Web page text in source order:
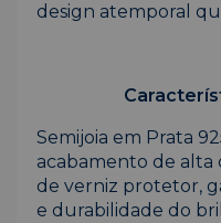
design atemporal
Semijoia em Prata
acabamento de alta
de verniz protetor,
e durabilidade do